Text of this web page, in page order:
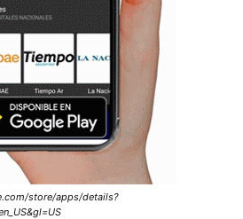
store/apps/details?